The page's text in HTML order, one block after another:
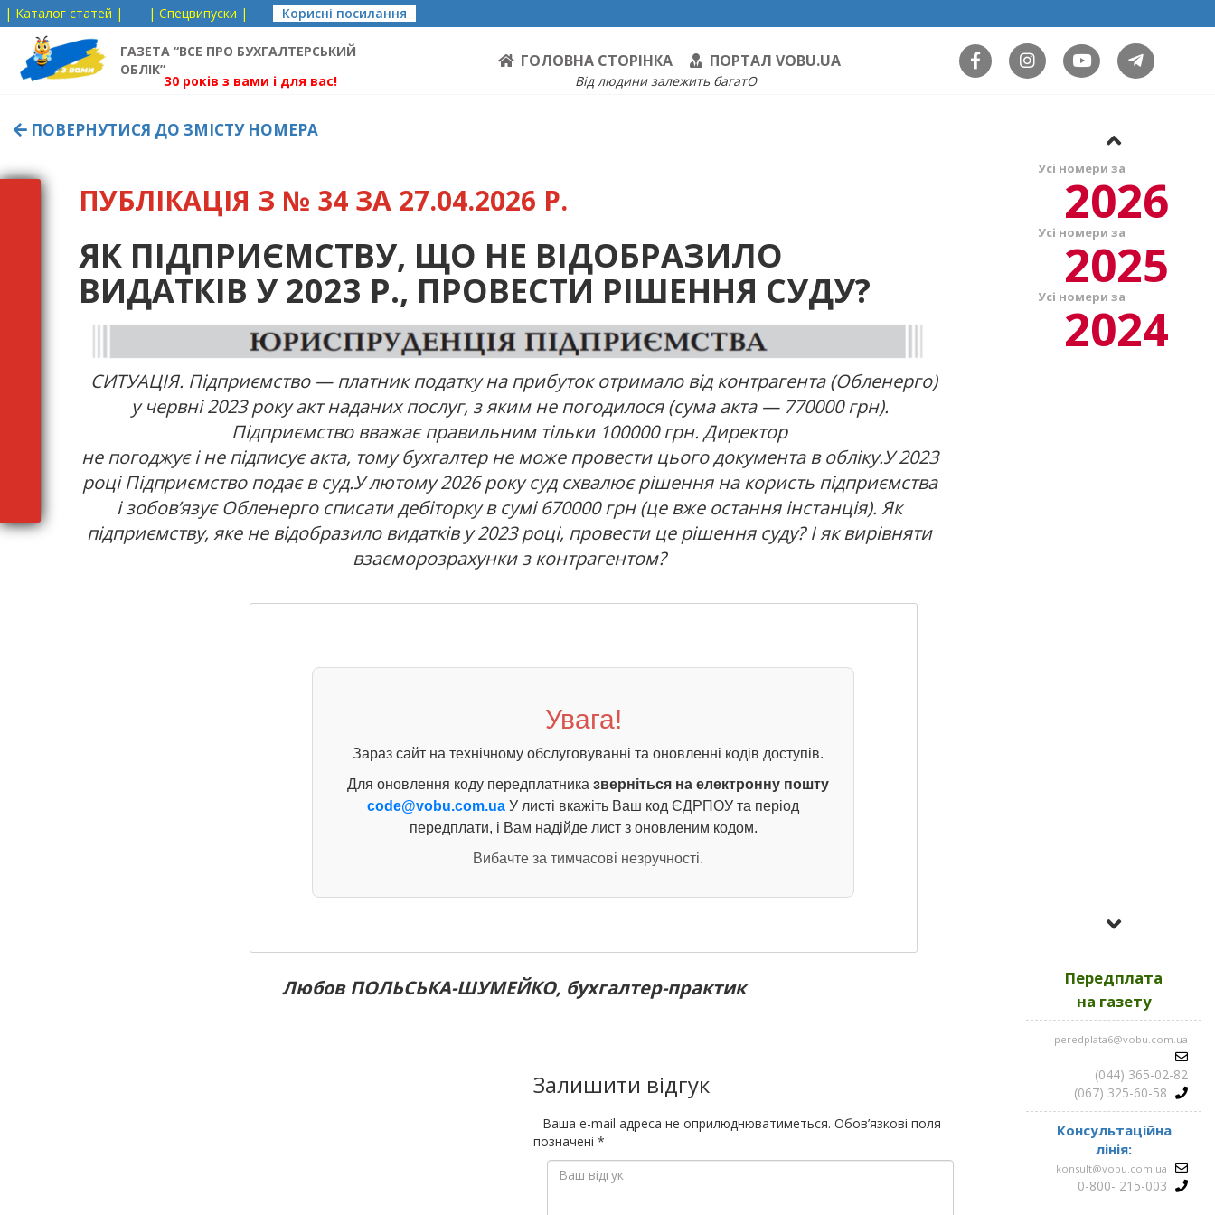
| Каталог статей | | Спецвипуски | Корисні посилання
ГАЗЕТА “ВСЕ ПРО БУХГАЛТЕРСЬКИЙ
ОБЛІК”
ГОЛОВНА СТОРІНКА ПОРТАЛ VOBU.UA
30 років з вами і для вас! Від людини залежить багатО
ПОВЕРНУТИСЯ ДО ЗМІСТУ НОМЕРА
ПУБЛІКАЦІЯ З № 34 ЗА 27.04.2026 Р.
ЯК ПІДПРИЄМСТВУ, ЩО НЕ ВІДОБРАЗИЛО
ВИДАТКІВ У 2023 Р., ПРОВЕСТИ РІШЕННЯ СУДУ?
СИТУАЦІЯ. Підприємство — платник податку на прибуток отримало від контрагента (Обленерго)
у червні 2023 року акт наданих послуг, з яким не погодилося (сума акта — 770000 грн).
Підприємство вважає правильним тільки 100000 грн. Директор
не погоджує і не підписує акта, тому бухгалтер не може провести цього документа в обліку.У 2023
році Підприємство подає в суд.У лютому 2026 року суд схвалює рішення на користь підприємства
і зобов’язує Обленерго списати дебіторку в сумі 670000 грн (це вже остання інстанція). Як
підприємству, яке не відобразило видатків у 2023 році, провести це рішення суду? І як вирівняти
взаєморозрахунки з контрагентом?
Увага!
Зараз сайт на технічному обслуговуванні та оновленні кодів доступів.
Для оновлення коду передплатника зверніться на електронну пошту
code@vobu.com.ua У листі вкажіть Ваш код ЄДРПОУ та період
передплати, і Вам надійде лист з оновленим кодом.
Вибачте за тимчасові незручності.
Любов ПОЛЬСЬКА-ШУМЕЙКО, бухгалтер-практик
Залишити відгук
Ваша e-mail адреса не оприлюднюватиметься. Обов’язкові поля
позначені *
Усі номери за
2026
Усі номери за
2025
Усі номери за
2024
2023
Усі номери за
2022
Усі номери за
2021
Передплата
на газету
peredplata6@vobu.com.ua
(044) 365-02-82
(067) 325-60-58
Консультаційна
лінія:
konsult@vobu.com.ua
0-800- 215-003